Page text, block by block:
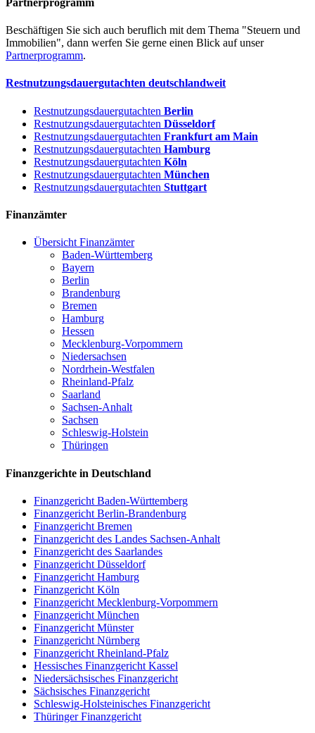
Partnerprogramm
Beschäftigen Sie sich auch beruflich mit dem Thema "Steuern und
Immobilien", dann werfen Sie gerne einen Blick auf unser
Partnerprogramm.
Restnutzungsdauergutachten deutschlandweit
Restnutzungsdauergutachten Berlin
Restnutzungsdauergutachten Düsseldorf
Restnutzungsdauergutachten Frankfurt am Main
Restnutzungsdauergutachten Hamburg
Restnutzungsdauergutachten Köln
Restnutzungsdauergutachten München
Restnutzungsdauergutachten Stuttgart
Finanzämter
Übersicht Finanzämter
Baden-Württemberg
Bayern
Berlin
Brandenburg
Bremen
Hamburg
Hessen
Mecklenburg-Vorpommern
Niedersachsen
Nordrhein-Westfalen
Rheinland-Pfalz
Saarland
Sachsen-Anhalt
Sachsen
Schleswig-Holstein
Thüringen
Finanzgerichte in Deutschland
Finanzgericht Baden-Württemberg
Finanzgericht Berlin-Brandenburg
Finanzgericht Bremen
Finanzgericht des Landes Sachsen-Anhalt
Finanzgericht des Saarlandes
Finanzgericht Düsseldorf
Finanzgericht Hamburg
Finanzgericht Köln
Finanzgericht Mecklenburg-Vorpommern
Finanzgericht München
Finanzgericht Münster
Finanzgericht Nürnberg
Finanzgericht Rheinland-Pfalz
Hessisches Finanzgericht Kassel
Niedersächsisches Finanzgericht
Sächsisches Finanzgericht
Schleswig-Holsteinisches Finanzgericht
Thüringer Finanzgericht